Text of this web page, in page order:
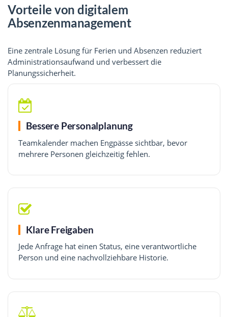
Vorteile von digitalem
Absenzenmanagement
Eine zentrale Lösung für Ferien und Absenzen reduziert
Administrationsaufwand und verbessert die
Planungssicherheit.
Bessere Personalplanung
Teamkalender machen Engpässe sichtbar, bevor
mehrere Personen gleichzeitig fehlen.
Klare Freigaben
Jede Anfrage hat einen Status, eine verantwortliche
Person und eine nachvollziehbare Historie.